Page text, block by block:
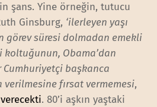
şans. Yine örneğin, tutucu
Ginsburg, ‘ilerleyen yaşı
görev süresi dolmadan emekli
koltuğunun, Obama’dan
başkanca
fırsat vermemesi,
. 80’i aşkın yaştaki